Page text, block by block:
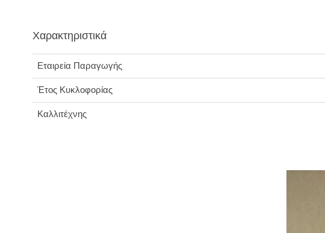
Χαρακτηριστικά
Εταιρεία Παραγωγής
Έτος Κυκλοφορίας
Καλλιτέχνης